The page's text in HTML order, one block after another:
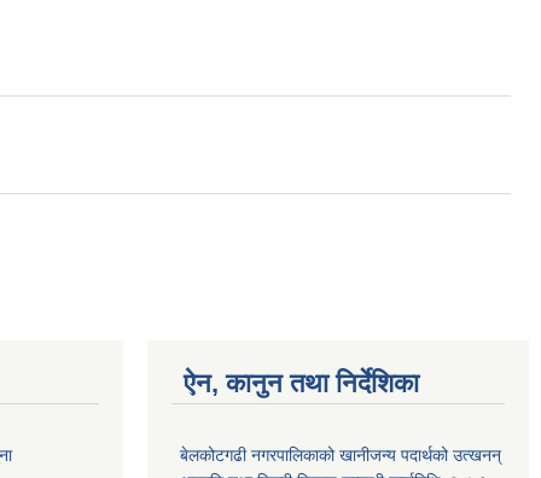
ऐन, कानुन तथा निर्देशिका
बेलकोटगढी नगरपालिकाको खानीजन्य पदार्थको उत्खनन्